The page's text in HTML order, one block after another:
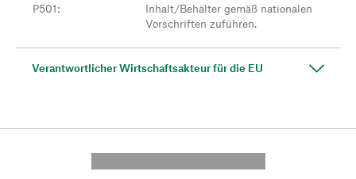
P501:
Inhalt/Behälter gemäß nationalen
Vorschriften zuführen.
Verantwortlicher Wirtschaftsakteur für die EU